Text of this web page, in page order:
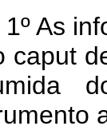
1º As
caput